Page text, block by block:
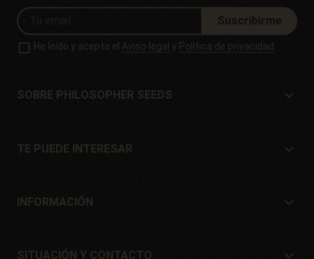
Suscribirme
He leído y acepto el Aviso legal y Política de privacidad
SOBRE PHILOSOPHER SEEDS
Situación y Contacto
TE PUEDE INTERESAR
Ofertas
INFORMACIÓN
Garantías y devoluciones
SITUACIÓN Y CONTACTO